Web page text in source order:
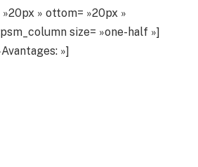
» ottom= »20px »
size= »one-half »]
»]